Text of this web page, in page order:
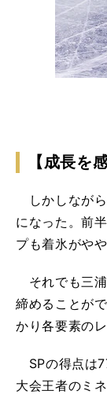
【成長を
しかしながら
になった。前
プも着氷がや
それでも三
締めることが
かり各要素の
SPの得点は
大会王者のミ